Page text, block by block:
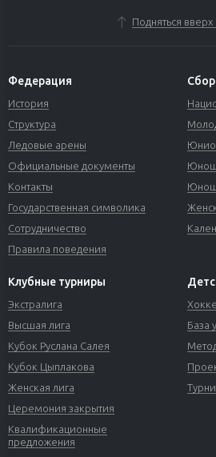
Подняться вверх
Федерация
История
Структура
Ледовые арены
Официальные документы
Контакты
Государственная символика
Сотрудничество
Правила поведения
Клубные турниры
Экстралига
Высшая лига
Кубок Руслана Салея
Кубок Цыплакова
Женская лига
Церемония закрытия
Квалификационные
предложения
База